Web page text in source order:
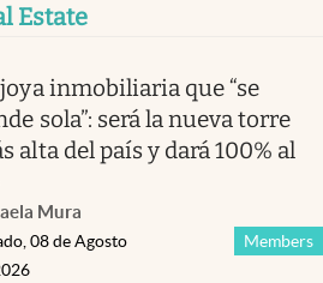
Estate
inmobiliaria que “se
sola”: será la nueva torre
alta del país y dará 100% al
Mura
Members
08 de Agosto